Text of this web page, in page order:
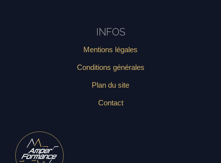
INFOS
Mentions légales
Conditions générales
Plan du site
Contact